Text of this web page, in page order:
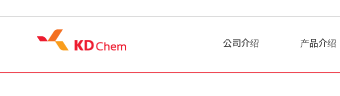
公司介绍 产品介绍